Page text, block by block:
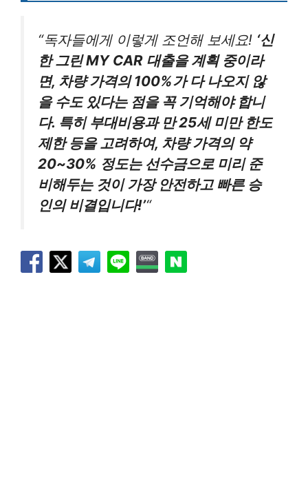
“독자들에게 이렇게 조언해 보세요! ‘신
한 그린 MY CAR 대출을 계획 중이라
면, 차량 가격의 100%가 다 나오지 않
을 수도 있다는 점을 꼭 기억해야 합니
다. 특히 부대비용과 만 25세 미만 한도
제한 등을 고려하여, 차량 가격의 약
20~30% 정도는 선수금으로 미리 준
비해두는 것이 가장 안전하고 빠른 승
인의 비결입니다!’“